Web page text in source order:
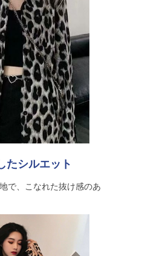
たシルエット
で、こなれた抜け感のあ